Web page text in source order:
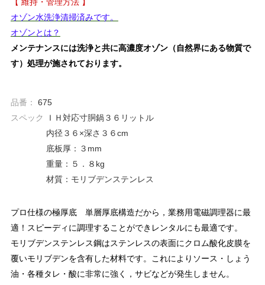
オゾン水洗浄清掃済みです。
オゾンとは？
メンテナンスには洗浄と共に高濃度オゾン（自然界にある物質で
す）処理が施されております。
品番：
675
スペック
ＩＨ対応寸胴鍋３６リットル
内径３６×深さ３６cm
底板厚：３mm
重量：５．８kg
材質：モリブデンステンレス
プロ仕様の極厚底 単層厚底構造だから，業務用電磁調理器に最
適！スピーディに調理することができレンタルにも最適です。
モリブデンステンレス鋼はステンレスの表面にクロム酸化皮膜を
覆いモリブデンを含有した材料です。これによりソース・しょう
油・各種タレ・酸に非常に強く，サビなどが発生しません。